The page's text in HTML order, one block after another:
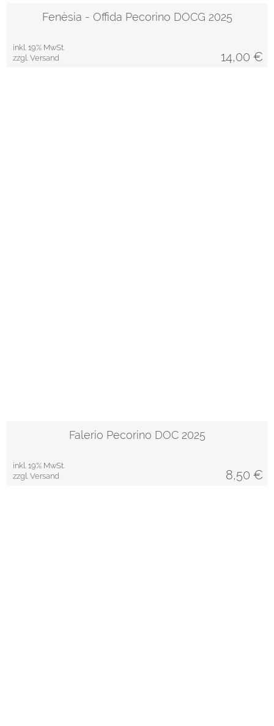
Fenèsia - Offida Pecorino DOCG 2025
inkl. 19% MwSt.
zzgl. Versand
14,00 €
Falerio Pecorino DOC 2025
inkl. 19% MwSt.
zzgl. Versand
8,50 €